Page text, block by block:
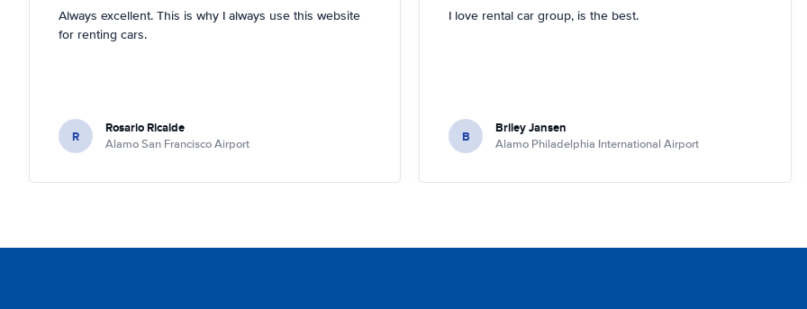
Always excellent. This is why I always use this website
for renting cars.
R Rosario Ricalde
Alamo San Francisco Airport
I love rental car group, is the best.
B Briley Jansen
Alamo Philadelphia International Airport